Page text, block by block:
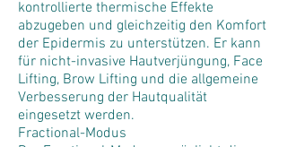
kontrollierte thermische Effekte
abzugeben und gleichzeitig den Komfort
der Epidermis zu unterstützen. Er kann
für nicht-invasive Hautverjüngung, Face
Lifting, Brow Lifting und die allgemeine
Verbesserung der Hautqualität
eingesetzt werden.
Fractional-Modus